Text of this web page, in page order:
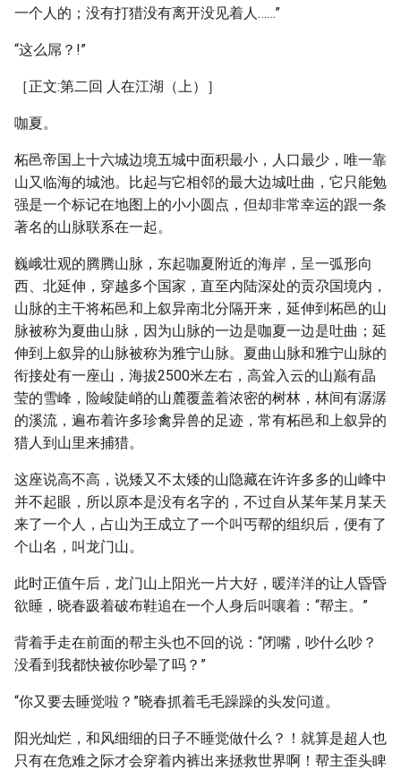
一个人的；没有打猎没有离开没见着人……”
“这么屌？!”
［正文:第二回 人在江湖（上）］
咖夏。
柘邑帝国上十六城边境五城中面积最小，人口最少，唯一靠
山又临海的城池。比起与它相邻的最大边城吐曲，它只能勉
强是一个标记在地图上的小小圆点，但却非常幸运的跟一条
著名的山脉联系在一起。
巍峨壮观的腾腾山脉，东起咖夏附近的海岸，呈一弧形向
西、北延伸，穿越多个国家，直至内陆深处的贡尕国境内，
山脉的主干将柘邑和上叙异南北分隔开来，延伸到柘邑的山
脉被称为夏曲山脉，因为山脉的一边是咖夏一边是吐曲；延
伸到上叙异的山脉被称为雅宁山脉。夏曲山脉和雅宁山脉的
衔接处有一座山，海拔2500米左右，高耸入云的山巅有晶
莹的雪峰，险峻陡峭的山麓覆盖着浓密的树林，林间有潺潺
的溪流，遍布着许多珍禽异兽的足迹，常有柘邑和上叙异的
猎人到山里来捕猎。
这座说高不高，说矮又不太矮的山隐藏在许许多多的山峰中
并不起眼，所以原本是没有名字的，不过自从某年某月某天
来了一个人，占山为王成立了一个叫丐帮的组织后，便有了
个山名，叫龙门山。
此时正值午后，龙门山上阳光一片大好，暖洋洋的让人昏昏
欲睡，晓春趿着破布鞋追在一个人身后叫嚷着：“帮主。”
背着手走在前面的帮主头也不回的说：“闭嘴，吵什么吵？
没看到我都快被你吵晕了吗？”
“你又要去睡觉啦？”晓春抓着毛毛躁躁的头发问道。
阳光灿烂，和风细细的日子不睡觉做什么？！就算是超人也
只有在危难之际才会穿着内裤出来拯救世界啊！帮主歪头睥